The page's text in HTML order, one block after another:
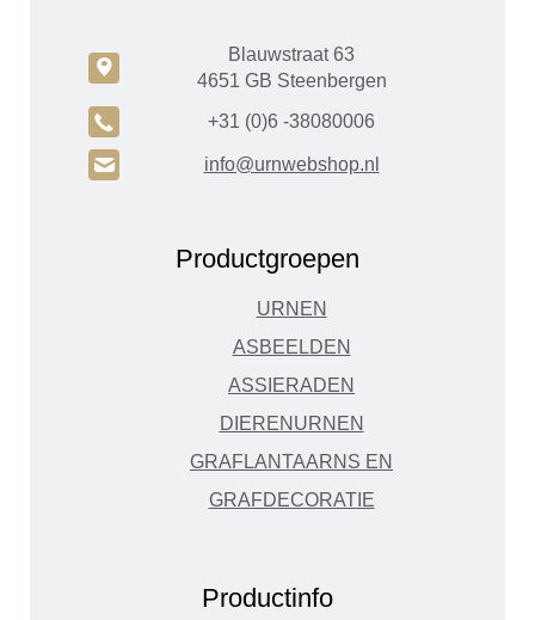
c
Blauwstraat 63
4651 GB Steenbergen
A +31 (0)6 -38080006
H info@urnwebshop.nl
Productgroepen
URNEN
ASBEELDEN
ASSIERADEN
DIERENURNEN
GRAFLANTAARNS EN
GRAFDECORATIE
Productinfo